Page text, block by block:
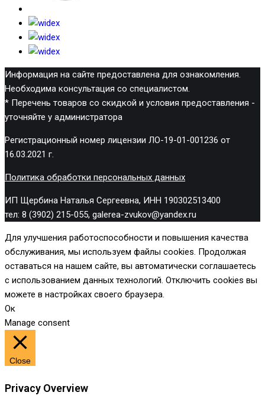
Информация на сайте предоставлена для ознакомления.
Необходима консультация со специалистом.
* Перечень товаров со скидкой и условия предоставления -
уточняйте у администратора
Регистрационный номер лицензии ЛО-19-01-001236 от
16.03.2021 г.
Политика обработки персональных данных
ИП Щербина Наталья Сергеевна, ИНН 190302513400
тел: 8 (3902) 215-055, galerea-zvukov@yandex.ru
Для улучшения работоспособности и повышения качества
обслуживания, мы используем файлы cookies. Продолжая
оставаться на нашем сайте, вы автоматически соглашаетесь
с использованием данных технологий. Отключить cookies вы
можете в настройках своего браузера.
Ок
Manage consent
Close
Privacy Overview